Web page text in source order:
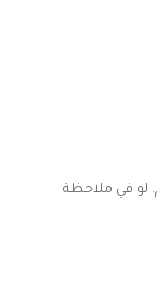
لو في ملاحظة